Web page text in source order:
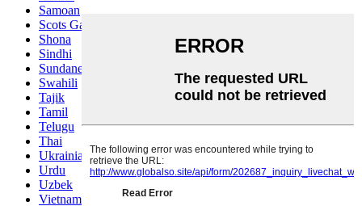
Samoan
Scots Gaelic
Shona
Sindhi
Sundanese
Swahili
Tajik
Tamil
Telugu
Thai
Ukrainian
Urdu
Uzbek
Vietnamese